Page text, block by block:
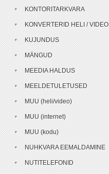
KONTORITARKVARA
KONVERTERID HELI / VIDEO
KUJUNDUS
MÄNGUD
MEEDIA HALDUS
MEELDETULETUSED
MUU (heli/video)
MUU (internet)
MUU (kodu)
NUHKVARA EEMALDAMINE
NUTITELEFONID